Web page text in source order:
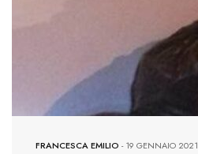
FRANCESCA EMILIO -19 GENNAIO 2021